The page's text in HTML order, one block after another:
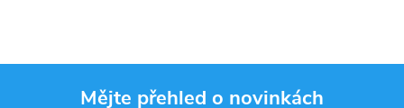
Mějte přehled o novinkách